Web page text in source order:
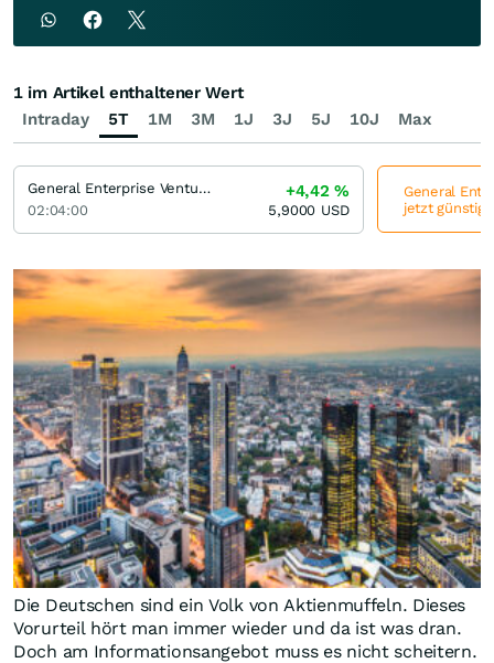
Die Deutschen sind ein Volk von Aktienmuffeln. Dieses
Vorurteil hört man immer wieder und da ist was dran.
Doch am Informationsangebot muss es nicht scheitern.
Intraday 5T 1M 3M 1J 3J 5J 10J Max
1 im Artikel enthaltener Wert
General Enterprise Ventures Registered
02:04:00
+4,42%
5,9000 USD
General
jetzt günstig